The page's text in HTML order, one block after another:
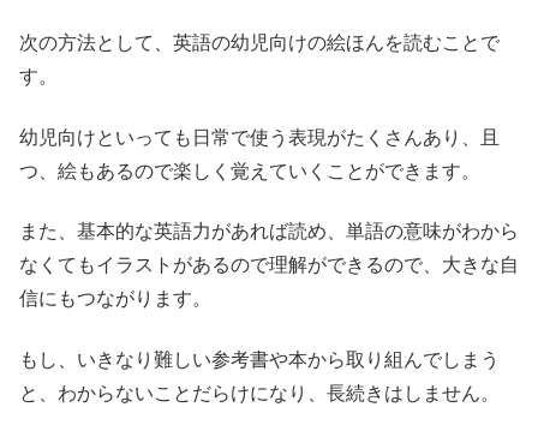
次の方法として、英語の幼児向けの絵ほんを読むことで
す。
幼児向けといっても日常で使う表現がたくさんあり、且
つ、絵もあるので楽しく覚えていくことができます。
また、基本的な英語力があれば読め、単語の意味がわから
なくてもイラストがあるので理解ができるので、大きな自
信にもつながります。
もし、いきなり難しい参考書や本から取り組んでしまう
と、わからないことだらけになり、長続きはしません。